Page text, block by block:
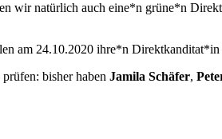
wir natürlich auch eine*n grüne*n
am 24.10.2020 ihre*n
bisher haben Jamila Schäfer,